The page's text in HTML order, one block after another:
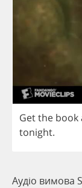
Getthe book
tonight.
Аудіо вимова